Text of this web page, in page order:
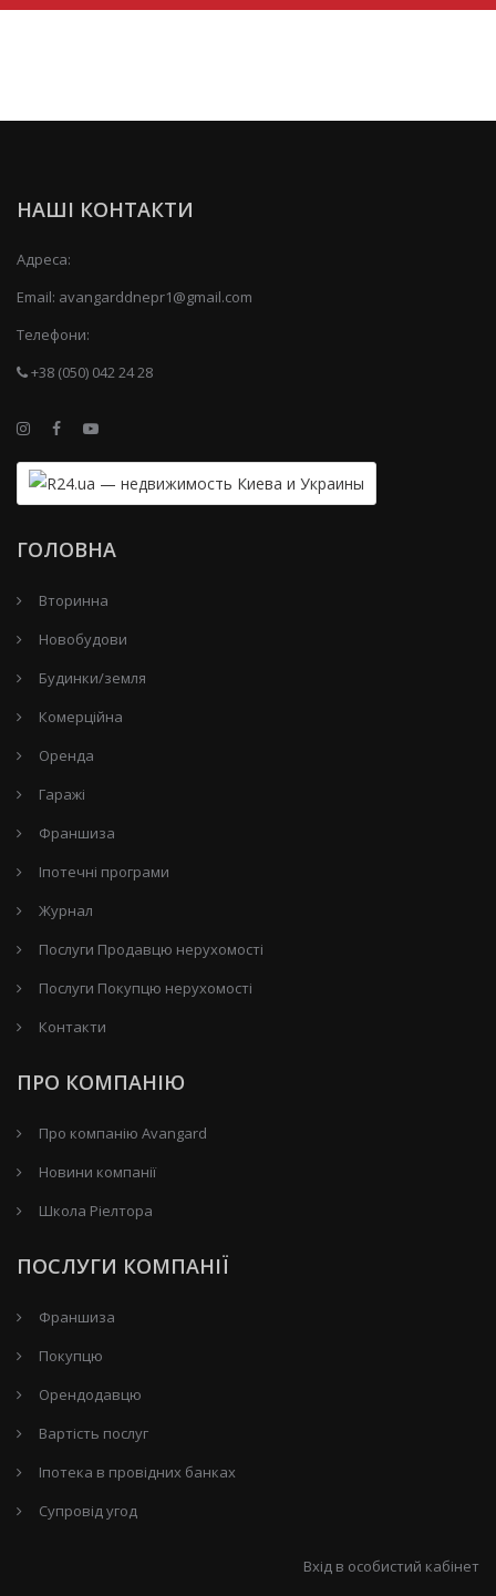
НАШІ КОНТАКТИ
Адреса:
Email: avangarddnepr1@gmail.com
Телефони:
+38 (050) 042 24 28
ГОЛОВНА
Вторинна
Новобудови
Будинки/земля
Комерційна
Оренда
Гаражі
Франшиза
Іпотечні програми
Журнал
Послуги Продавцю нерухомості
Послуги Покупцю нерухомості
Контакти
ПРО КОМПАНІЮ
Про компанію Avangard
Новини компанії
Школа Ріелтора
ПОСЛУГИ КОМПАНІЇ
Франшиза
Покупцю
Орендодавцю
Вартість послуг
Іпотека в провідних банках
Супровід угод
Вхід в особистий кабінет